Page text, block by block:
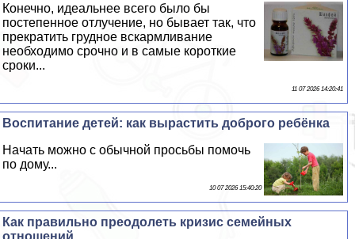
Конечно, идеальнее всего было бы
постепенное отлучение, но бывает так, что
прекратить грудное вскармливание
необходимо срочно и в самые короткие
сроки...
11 07 2026 14:20:41
Воспитание детей: как вырастить доброго ребёнка
Начать можно с обычной просьбы помочь
по дому...
10 07 2026 15:40:20
Как правильно преодолеть кризис семейных
отношений